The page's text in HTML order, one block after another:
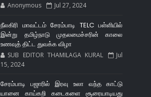
Anonymous Jul 27, 2024
நீலகிரி மாவட்டம் சேரம்பாடி TELC பள்ளியில்
இன்று தமிழ்நாடு முதலமைச்சரின் காலை
உணவுத் திட்ட துவக்க விழா
SUB EDITOR THAMILAGA KURAL
Jul
15, 2024
சேரம்பாடி பஜாரில் இரவு உலா வந்த காட்டு
யானை காய்கறி கடைகளை சூரையாடியது